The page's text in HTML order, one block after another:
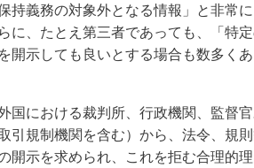
持義務の対象外となる情報」と非常に
に、たとえ第三者であっても、「特
開示しても良いとする場合も数多くあ
国における裁判所、行政機関、監督
引規制機関を含む）から、法令、規
開示を求められ、これを拒む合理的